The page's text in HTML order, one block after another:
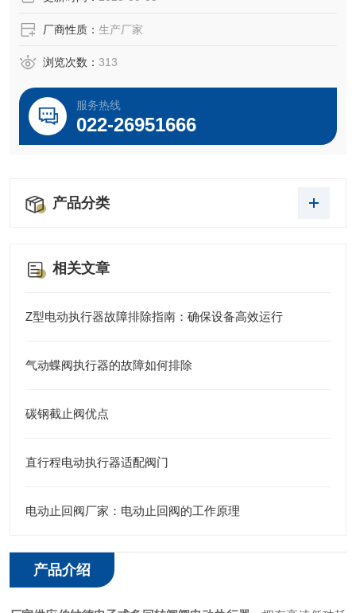
厂商性质： 生产厂家
浏览次数： 313
服务热线
022-26951666
产品分类
相关文章
Z型电动执行器故障排除指南：确保设备高效运行
气动蝶阀执行器的故障如何排除
碳钢截止阀优点
直行程电动执行器适配阀门
电动止回阀厂家：电动止回阀的工作原理
产品介绍